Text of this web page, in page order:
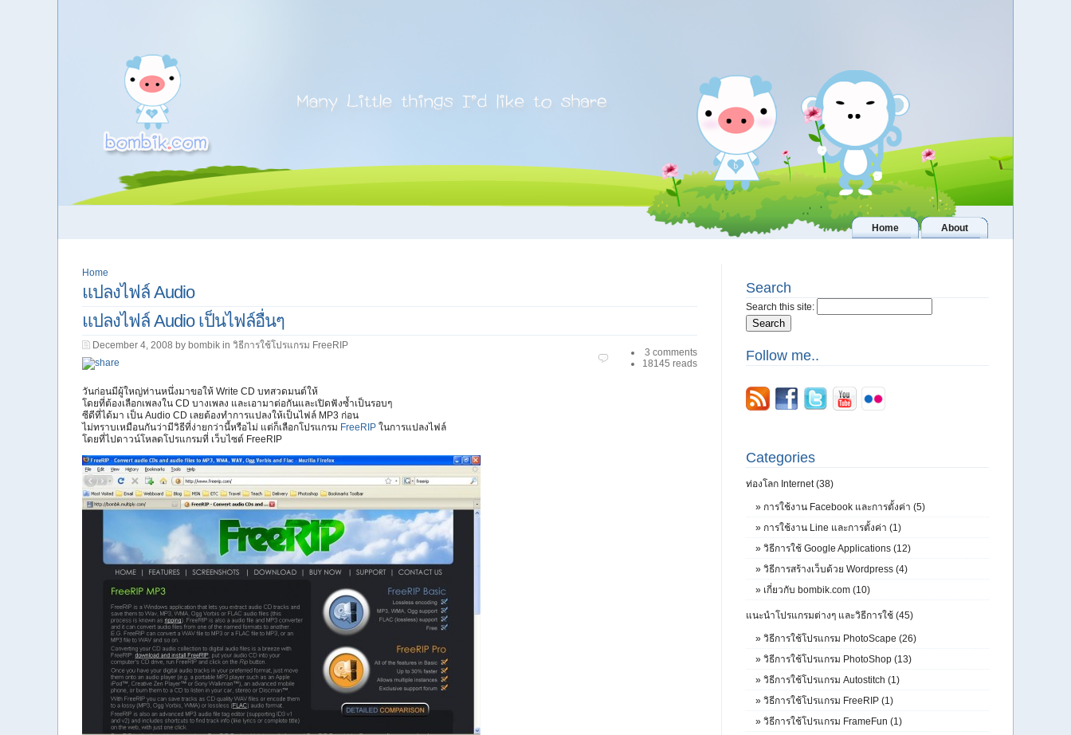
Home About
Home
แปลงไฟล์ Audio
แปลงไฟล์ Audio เป็นไฟล์อื่นๆ
December 4, 2008 by bombik in วิธีการใช้โปรแกรม FreeRIP
3 comments
18145 reads
วันก่อนมีผู้ใหญ่ท่านหนึ่งมาขอให้ Write CD บทสวดมนต์ให้
โดยที่ต้องเลือกเพลงใน CD บางเพลง และเอามาต่อกันและเปิดฟังซ้ำเป็นรอบๆ
ซีดีที่ได้มา เป็น Audio CD เลยต้องทำการแปลงให้เป็นไฟล์ MP3 ก่อน
ไม่ทราบเหมือนกันว่ามีวิธีที่ง่ายกว่านี้หรือไม่ แต่ก็เลือกโปรแกรม FreeRIP ในการแปลงไฟล์
โดยที่ไปดาวน์โหลดโปรแกรมที่ เว็บไซต์ FreeRIP
Search
Search this site:
Follow me..
Categories
ท่องโลก Internet (38)
» การใช้งาน Facebook และการตั้งค่า (5)
» การใช้งาน Line และการตั้งค่า (1)
» วิธีการใช้ Google Applications (12)
» วิธีการสร้างเว็บด้วย Wordpress (4)
» เกี่ยวกับ bombik.com (10)
แนะนำโปรแกรมต่างๆ และวิธีการใช้ (45)
» วิธีการใช้โปรแกรม PhotoScape (26)
» วิธีการใช้โปรแกรม PhotoShop (13)
» วิธีการใช้โปรแกรม Autostitch (1)
» วิธีการใช้โปรแกรม FreeRIP (1)
» วิธีการใช้โปรแกรม FrameFun (1)